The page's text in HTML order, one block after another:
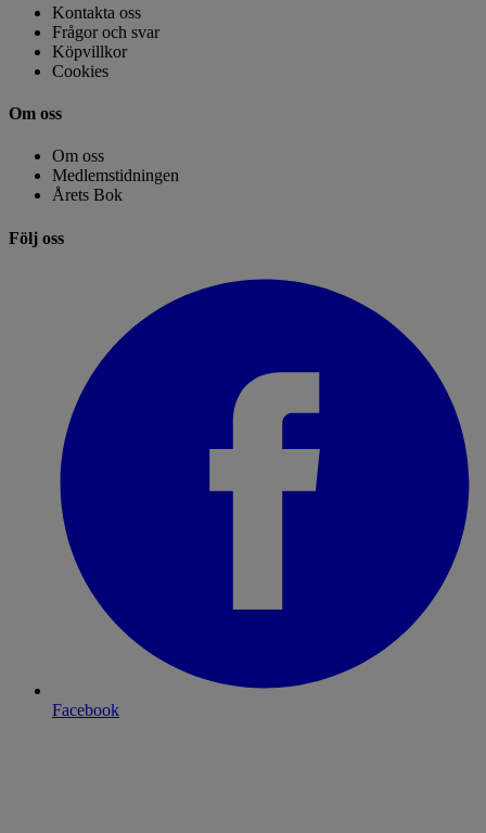
Kontakta oss
Frågor och svar
Köpvillkor
Cookies
Om oss
Om oss
Medlemstidningen
Årets Bok
Följ oss
Facebook